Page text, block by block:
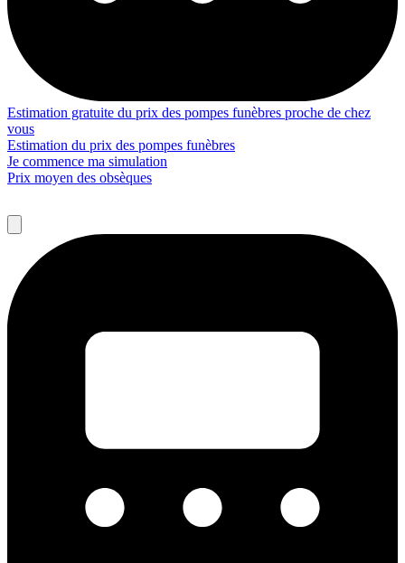
Estimation gratuite du prix des pompes funèbres proche de chez
vous
Estimation du prix des pompes funèbres
Je commence ma simulation
Prix moyen des obsèques